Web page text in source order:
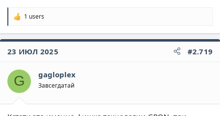
Р
а
к
ц
:
1 users
23 ИЮЛ 2025 #2.719
G gagloplex
Завсегдатай